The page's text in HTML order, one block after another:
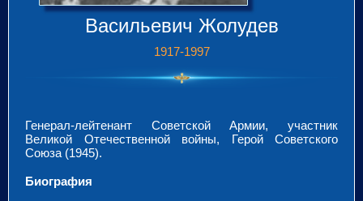
Васильевич Жолудев
1917-1997
Генерал-лейтенант Советской Армии, участник
Великой Отечественной войны, Герой Советского
Союза (1945).
Биография